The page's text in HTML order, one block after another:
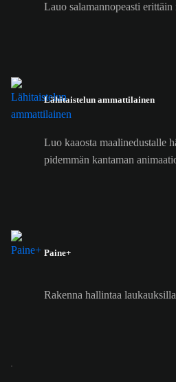
Lauo salamannopeasti
Lähitaistelun ammattilainen
Luo kaaosta maalinedustalle
pidemmän kantaman
Paine+
Rakenna hallintaa